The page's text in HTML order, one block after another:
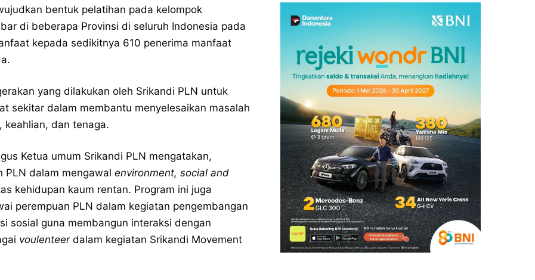
bentuk pelatihan pada kelompok
di beberapa Provinsi di seluruh Indonesia pada
kepada sedikitnya 610 penerima manfaat
yang dilakukan oleh Srikandi PLN untuk
sekitar dalam membantu menyelesaikan masalah
keahlian, dan tenaga.
Ketua umum Srikandi PLN mengatakan,
PLN dalam mengawal environment, social and
kehidupan kaum rentan. Program ini juga
perempuan PLN dalam kegiatan pengembangan
sosial guna membangun interaksi dengan
voulenteerdalam kegiatan Srikandi Movement